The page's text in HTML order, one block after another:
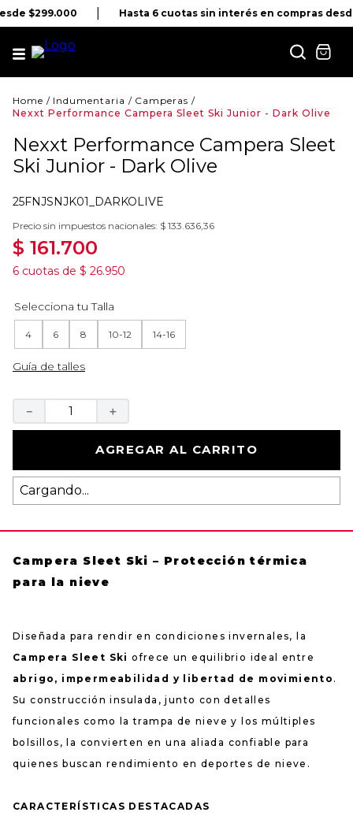
$299.000 Hasta 6 cuotas sin interés en compras
Indumentaria
Camperas
Nexxt Performance Campera Sleet Ski Junior - Dark Olive
Nexxt Performance Campera Sleet
Ski Junior - Dark Olive
25FNJSNJK01_DARKOLIVE
Precio sin impuestos nacionales: $ 133.636,36
$ 161.700
6 cuotas de $ 26.950
4 6 8 10-12 14-16
Guía de talles
＋
－
AGREGAR AL CARRITO
Cargando...
Campera Sleet Ski – Protección térmica
para la nieve
Diseñada para rendir en condiciones invernales, la
Campera Sleet Ski ofrece un equilibrio ideal entre
abrigo, impermeabilidad y libertad de movimiento .
Su construcción insulada, junto con detalles
funcionales como la trampa de nieve y los múltiples
bolsillos, la convierten en una aliada confiable para
quienes buscan rendimiento en deportes de nieve.
CARACTERÍSTICAS DESTACADAS